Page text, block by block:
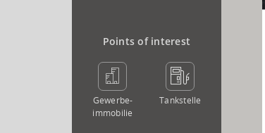
Points of interest
Gewerbe­
immobilie
Tankstelle